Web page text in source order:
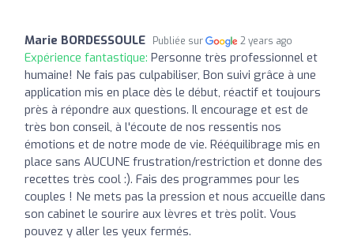
Marie BORDESSOULE Publiée sur 2 years ago
Expérience fantastique: Personne très professionnel et
humaine! Ne fais pas culpabiliser, Bon suivi grâce à une
application mis en place dès le début, réactif et toujours
près à répondre aux questions. Il encourage et est de
très bon conseil, à l'écoute de nos ressentis nos
émotions et de notre mode de vie. Rééquilibrage mis en
place sans AUCUNE frustration/restriction et donne des
recettes très cool :). Fais des programmes pour les
couples ! Ne mets pas la pression et nous accueille dans
son cabinet le sourire aux lèvres et très polit. Vous
pouvez y aller les yeux fermés.